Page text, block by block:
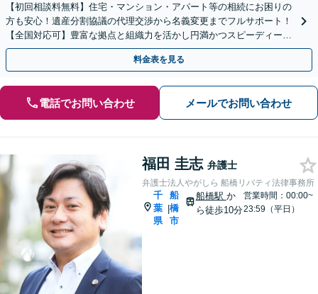
【初回相談料無料】住宅・マンション・アパート等の相続にお困りの
方も安心！遺産分割協議の代理交渉から名義変更までフルサポート！
【全国対応可】豊富な拠点と組織力を活かし円満かつスピーディーに
相続手続きをお手伝いします【取扱い実績2000件以上】
料金表を見る
電話でお問い合わせ メールでお問い合わせ
福田 圭志 弁護士
弁護士法人やがしら 船橋リバティ法律事務所
千
葉
県
|
船
橋
市
船橋駅 か
ら徒歩10分
営業時間：00:00~
23:59（平日）